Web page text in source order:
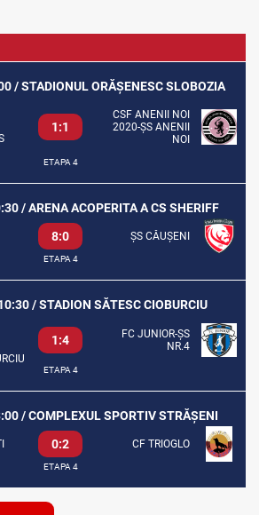
/ STADIONUL ORĂȘENESC SLOBOZIA
1:1
CSF ANENII NOI
2020-ȘS ANENII
NOI
ETAPA 4
/ ARENA ACOPERITA A CS SHERIFF
8:0 ȘS CĂUȘENI
ETAPA 4
/ STADION SĂTESC CIOBURCIU
1:4
FC JUNIOR-ȘS
NR.4
ETAPA 4
/ COMPLEXUL SPORTIV STRĂȘENI
0:2 CF TRIOGLO
ETAPA 4